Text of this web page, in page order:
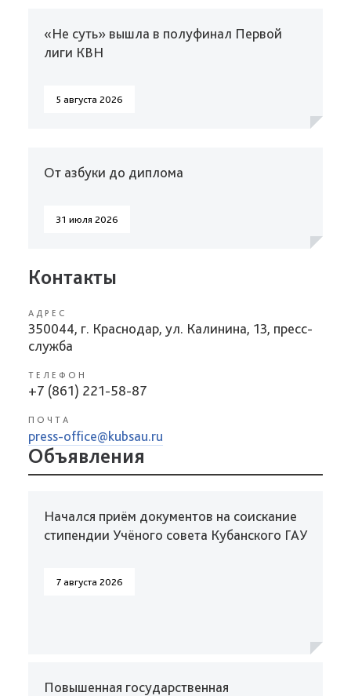
«Не суть» вышла в полуфинал Первой
лиги КВН
5 августа 2026
От азбуки до диплома
31 июля 2026
Контакты
АДРЕС
350044, г. Краснодар, ул. Калинина, 13, пресс-
служба
ТЕЛЕФОН
+7 (861) 221-58-87
ПОЧТА
press-office@kubsau.ru
Объявления
Начался приём документов на соискание
стипендии Учёного совета Кубанского ГАУ
7 августа 2026
Повышенная государственная